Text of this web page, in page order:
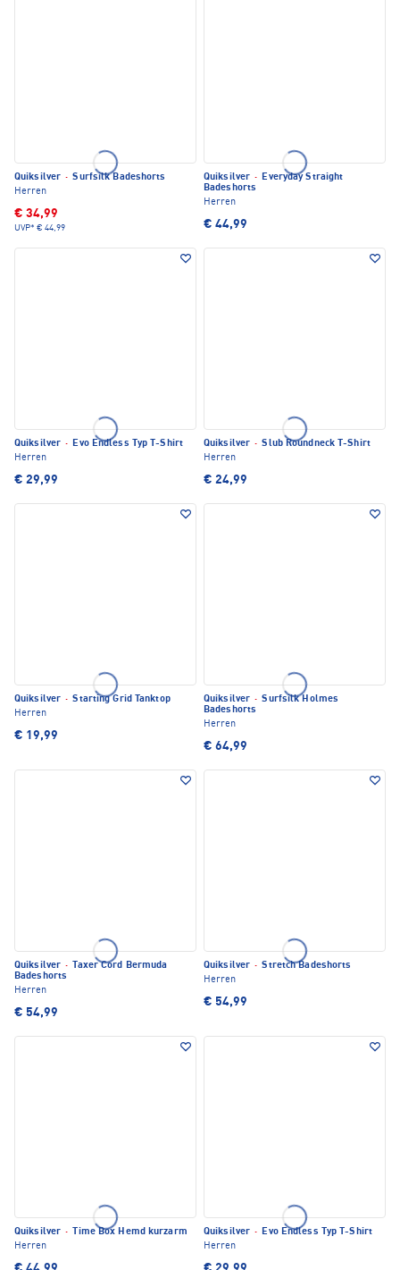
Quiksilver · Surfsilk Badeshorts
Herren
€ 34,99
UVP* € 44,99
Quiksilver · Everyday Straight
Badeshorts
Herren
€ 44,99
Quiksilver · Evo Endless Typ T-Shirt
Herren
€ 29,99
Quiksilver · Slub Roundneck T-Shirt
Herren
€ 24,99
Quiksilver · Starting Grid Tanktop
Herren
€ 19,99
Quiksilver · Surfsilk Holmes
Badeshorts
Herren
€ 64,99
Quiksilver ·
Taxer Cord Bermuda
Badeshorts
Herren
€ 54,99
Quiksilver · Stretch Badeshorts
Herren
€ 54,99
Quiksilver ·
Time Box Hemd kurzarm
Herren
Quiksilver · Evo Endless Typ T-Shirt
Herren